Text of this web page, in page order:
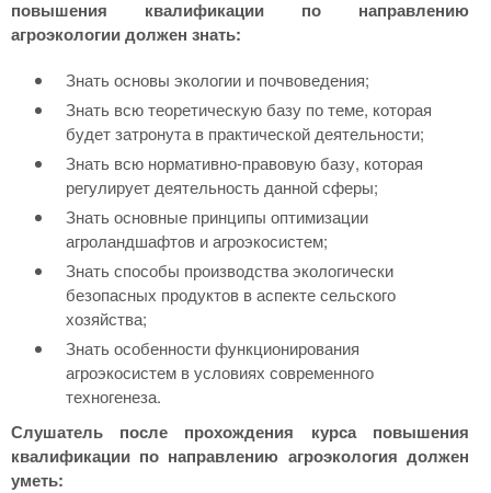
повышения квалификации по направлению
агроэкологии должен знать:
Знать основы экологии и почвоведения;
Знать всю теоретическую базу по теме, которая
будет затронута в практической деятельности;
Знать всю нормативно-правовую базу, которая
регулирует деятельность данной сферы;
Знать основные принципы оптимизации
агроландшафтов и агроэкосистем;
Знать способы производства экологически
безопасных продуктов в аспекте сельского
хозяйства;
Знать особенности функционирования
агроэкосистем в условиях современного
техногенеза.
Слушатель после прохождения курса повышения
квалификации по направлению агроэкология должен
уметь: